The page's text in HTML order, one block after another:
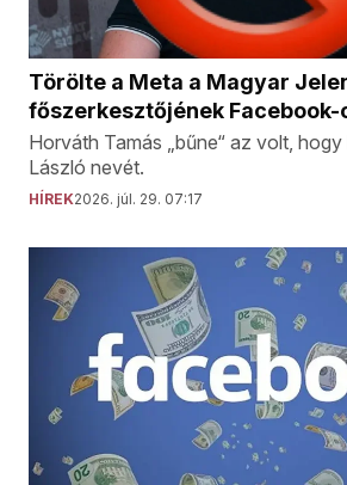
Törölte a Meta a Magyar
főszerkesztőjének
Horváth Tamás „bűne“ az volt,
László nevét.
HÍREK2026. júl. 29. 07:17